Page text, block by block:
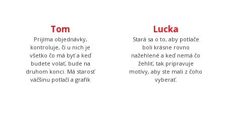
Tom
Prijíma objednávky,
kontroluje, či u nich je
všetko čo má byť a keď
budete volať, bude na
druhom konci. Má starosť
väčšinu potlačí a grafík
Lucka
Stará sa o to, aby potlače
boli krásne rovno
nažehlené a keď nemá čo
žehliť, tak pripravuje
motívy, aby ste mali z čoho
vyberať.